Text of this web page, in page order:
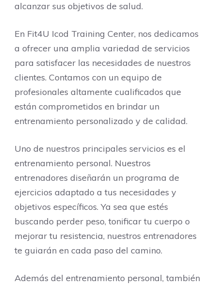
alcanzar sus objetivos de salud.
En Fit4U Icod Training Center, nos dedicamos
a ofrecer una amplia variedad de servicios
para satisfacer las necesidades de nuestros
clientes. Contamos con un equipo de
profesionales altamente cualificados que
están comprometidos en brindar un
entrenamiento personalizado y de calidad.
Uno de nuestros principales servicios es el
entrenamiento personal. Nuestros
entrenadores diseñarán un programa de
ejercicios adaptado a tus necesidades y
objetivos específicos. Ya sea que estés
buscando perder peso, tonificar tu cuerpo o
mejorar tu resistencia, nuestros entrenadores
te guiarán en cada paso del camino.
Además del entrenamiento personal, también